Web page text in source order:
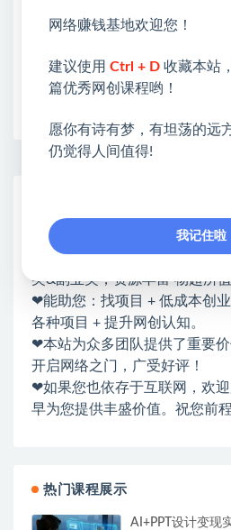
限时活动：注册新用户赠送
站长微信：无
❤本站：本站整合多方资源站
类&副业类，资源丰富 物超所
❤能助您：找项目 + 低成本创
各种项目 + 提升网创认知。
❤本站为众多团队提供了重要
开启网络之门，广受好评！
❤如果您也依存于互联网，欢
早为您提供丰盛价值。祝您前程
热门课程展示
AI+PPT设计变现
网络赚钱基地欢迎您！
建议使用 Ctrl + D 收藏本站
篇优秀网创课程哟！
愿你有诗有梦，有坦荡的远
仍觉得人间值得!
我记住啦